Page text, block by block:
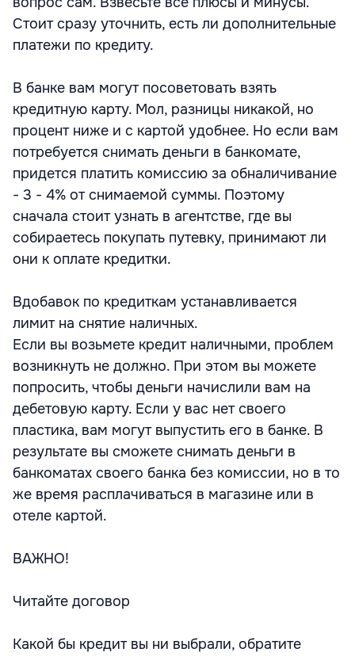
Стоит сразу уточнить, есть ли дополнительные
платежи по кредиту.
В банке вам могут посоветовать взять
кредитную карту. Мол, разницы никакой, но
процент ниже и с картой удобнее. Но если вам
потребуется снимать деньги в банкомате,
придется платить комиссию за обналичивание
- 3 - 4% от снимаемой суммы. Поэтому
сначала стоит узнать в агентстве, где вы
собираетесь покупать путевку, принимают ли
они к оплате кредитки.
Вдобавок по кредиткам устанавливается
лимит на снятие наличных.
Если вы возьмете кредит наличными, проблем
возникнуть не должно. При этом вы можете
попросить, чтобы деньги начислили вам на
дебетовую карту. Если у вас нет своего
пластика, вам могут выпустить его в банке. В
результате вы сможете снимать деньги в
банкоматах своего банка без комиссии, но в то
же время расплачиваться в магазине или в
отеле картой.
ВАЖНО!
Читайте договор
Какой бы кредит вы ни выбрали, обратите